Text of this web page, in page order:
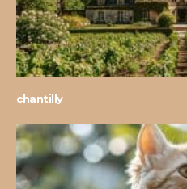
chantilly